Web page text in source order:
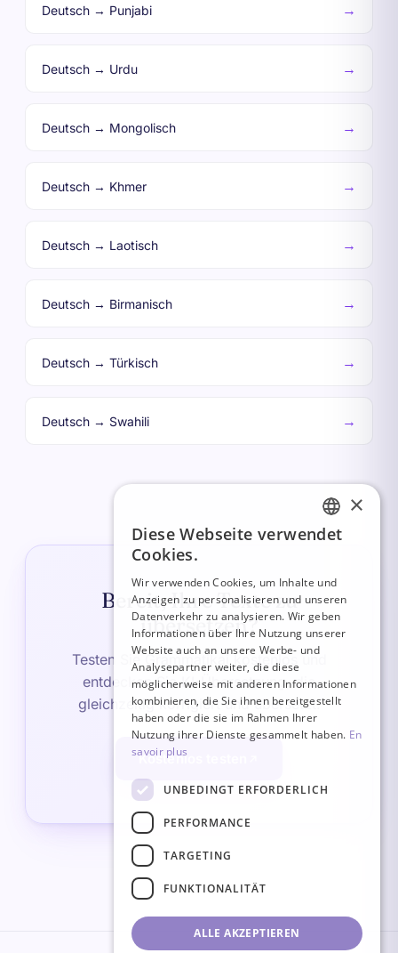
Deutsch → Punjabi →
Deutsch → Urdu →
Deutsch → Mongolisch →
Deutsch → Khmer →
Deutsch → Laotisch →
Deutsch → Birmanisch →
Deutsch → Türkisch →
Deutsch → Swahili →
Bereit, Ihre Texte zu
übersetzen?
Testen Sie Grammatikai kostenlos und
entdecken Sie KI-Übersetzung, die
gleichzeitig korrigiert und übersetzt.
Kostenlos testen
FRENCH
GERMAN
ENGLISH
×
Diese Webseite verwendet
Cookies.
Wir verwenden Cookies, um Inhalte und
Anzeigen zu personalisieren und unseren
Datenverkehr zu analysieren. Wir geben
Informationen über Ihre Nutzung unserer
Website auch an unsere Werbe- und
Analysepartner weiter, die diese
möglicherweise mit anderen Informationen
kombinieren, die Sie ihnen bereitgestellt
haben oder die sie im Rahmen Ihrer
Nutzung ihrer Dienste gesammelt haben. En
savoir plus
UNBEDINGT ERFORDERLICH
PERFORMANCE
TARGETING
FUNKTIONALITÄT
ALLE AKZEPTIEREN